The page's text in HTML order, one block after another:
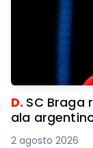
D. SC Braga
ala
2 agosto 2026